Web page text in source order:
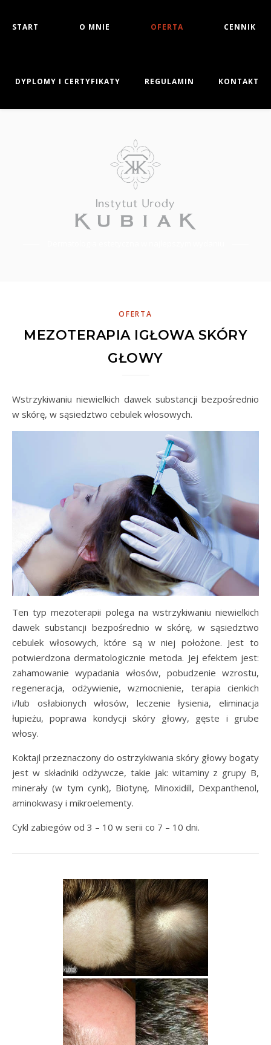
START O MNIE OFERTA CENNIK
DYPLOMY I CERTYFIKATY REGULAMIN KONTAKT
OFERTA
MEZOTERAPIA IGŁOWA SKÓRY
GŁOWY
Wstrzykiwaniu niewielkich dawek substancji bezpośrednio
w skórę, w sąsiedztwo cebulek włosowych.
Ten typ mezoterapii polega na wstrzykiwaniu niewielkich
dawek substancji bezpośrednio w skórę, w sąsiedztwo
cebulek włosowych, które są w niej położone. Jest to
potwierdzona dermatologicznie metoda. Jej efektem jest:
zahamowanie wypadania włosów, pobudzenie wzrostu,
regeneracja, odżywienie, wzmocnienie, terapia cienkich
i/lub osłabionych włosów, leczenie łysienia, eliminacja
łupieżu, poprawa kondycji skóry głowy, gęste i grube
włosy.
Koktajl przeznaczony do ostrzykiwania skóry głowy bogaty
jest w składniki odżywcze, takie jak: witaminy z grupy B,
minerały (w tym cynk), Biotynę, Minoxidill, Dexpanthenol,
aminokwasy i mikroelementy.
Cykl zabiegów od 3 – 10 w serii co 7 – 10 dni.